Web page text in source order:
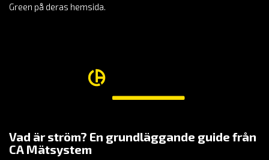
Green på deras hemsida.
Vad är ström? En grundläggande guide från
CA Mätsystem